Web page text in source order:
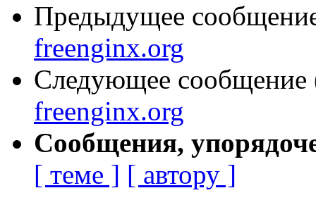
Предыдущее
freenginx.org
Следующее сообщение
freenginx.org
Сообщения,
[ теме ] [ автору ]